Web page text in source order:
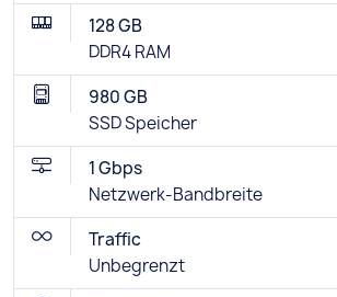
128 GB
DDR4 RAM
980 GB
SSD Speicher
1 Gbps
Netzwerk-Bandbreite
Traffic
Unbegrenzt